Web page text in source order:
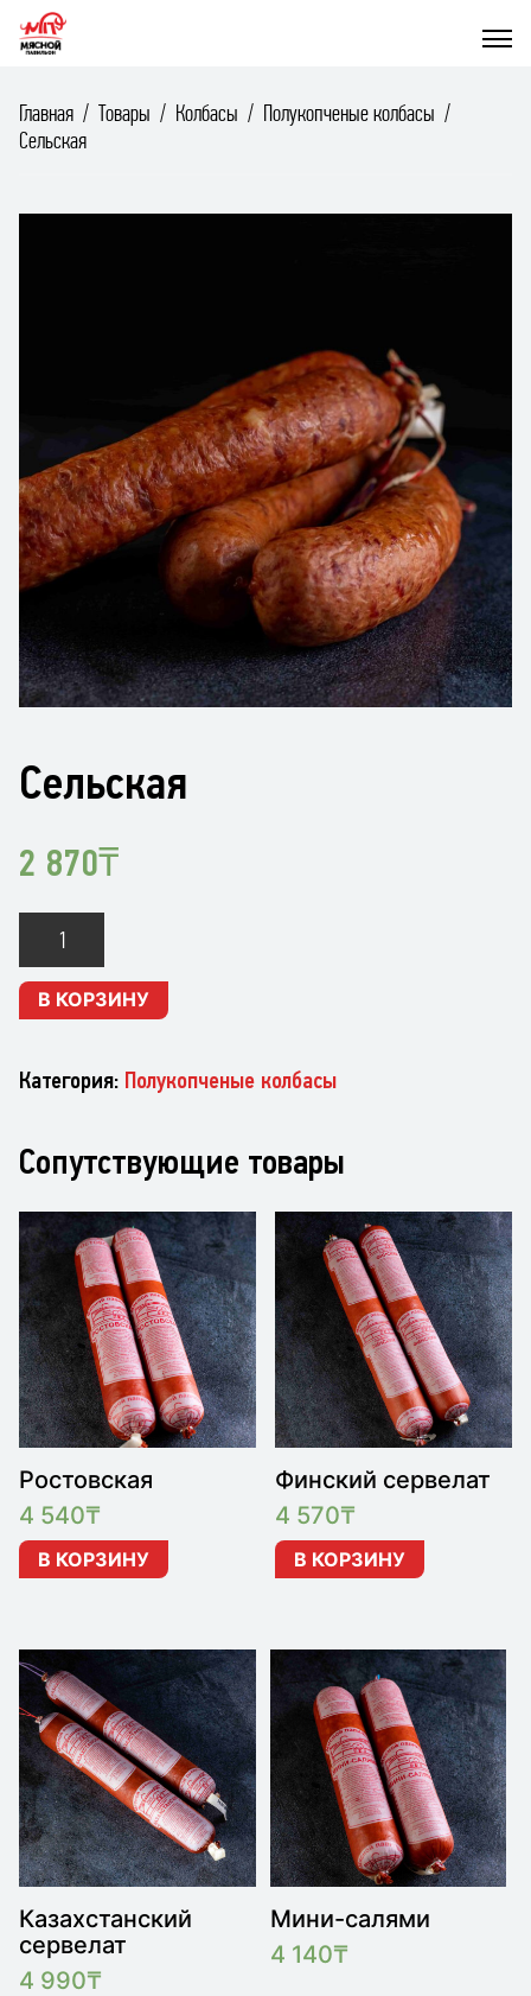
Главная Товары Колбасы
Полукопченые колбасы
Сельская
Сельская
2 870₸
Сельская
В КОРЗИНУ
Категория: Полукопченые колбасы
Сопутствующие товары
Ростовская
4 540₸
В КОРЗИНУ
Финский сервелат
4 570₸
В КОРЗИНУ
Казахстанский
сервелат
4 990₸
Мини-салями
4 140₸